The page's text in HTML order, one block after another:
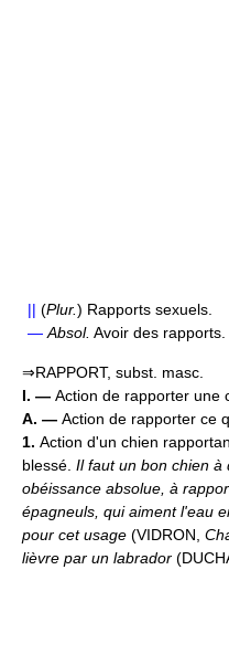
|| (Plur.) Rapports sexuels.
— Absol. Avoir des rapports.
⇒RAPPORT, subst. masc.
I. — Action de rapporter une
A. — Action de rapporter ce
1. Action d'un chien
blessé. Il faut un bon chien à
obéissance absolue, à
épagneuls, qui aiment l'eau
pour cet usage (VIDRON,
lièvre par un labrador